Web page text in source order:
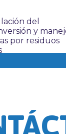
del
y
por residuos